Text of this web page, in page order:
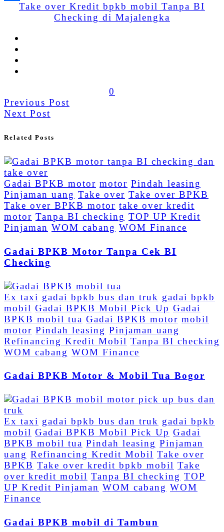
Share
Take over Kredit bpkb mobil Tanpa BI
Checking di Majalengka
0
Previous Post
Next Post
Related Posts
Gadai BPKB motor motor Pindah leasing
Pinjaman uang Take over Take over BPKB
Take over BPKB motor take over kredit
motor Tanpa BI checking TOP UP Kredit
Pinjaman WOM cabang WOM Finance
Gadai BPKB Motor Tanpa Cek BI
Checking
Ex taxi gadai bpkb bus dan truk gadai bpkb
mobil Gadai BPKB Mobil Pick Up Gadai
BPKB mobil tua Gadai BPKB motor mobil
motor Pindah leasing Pinjaman uang
Refinancing Kredit Mobil Tanpa BI checking
WOM cabang WOM Finance
Gadai BPKB Motor & Mobil Tua Bogor
Ex taxi gadai bpkb bus dan truk gadai bpkb
mobil Gadai BPKB Mobil Pick Up Gadai
BPKB mobil tua Pindah leasing Pinjaman
uang Refinancing Kredit Mobil Take over
BPKB Take over kredit bpkb mobil Take
over kredit mobil Tanpa BI checking TOP
UP Kredit Pinjaman WOM cabang WOM
Finance
Gadai BPKB mobil di Tambun